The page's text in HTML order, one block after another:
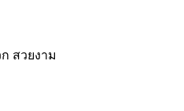
สวยงาม